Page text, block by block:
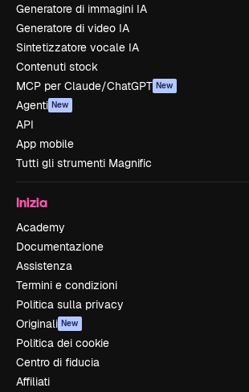
Generatore di immagini IA
Generatore di video IA
Sintetizzatore vocale IA
Contenuti stock
MCP per Claude/ChatGPT New
Agenti New
API
App mobile
Tutti gli strumenti Magnific
Inizia
Academy
Documentazione
Assistenza
Termini e condizioni
Politica sulla privacy
Originali New
Politica dei cookie
Centro di fiducia
Affiliati